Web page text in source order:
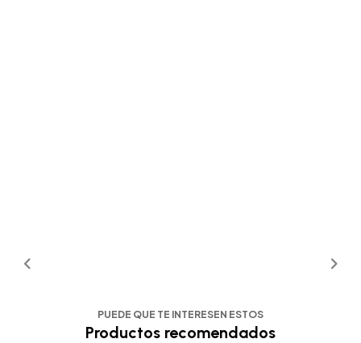
PUEDE QUE TE INTERESEN ESTOS
Productos recomendados